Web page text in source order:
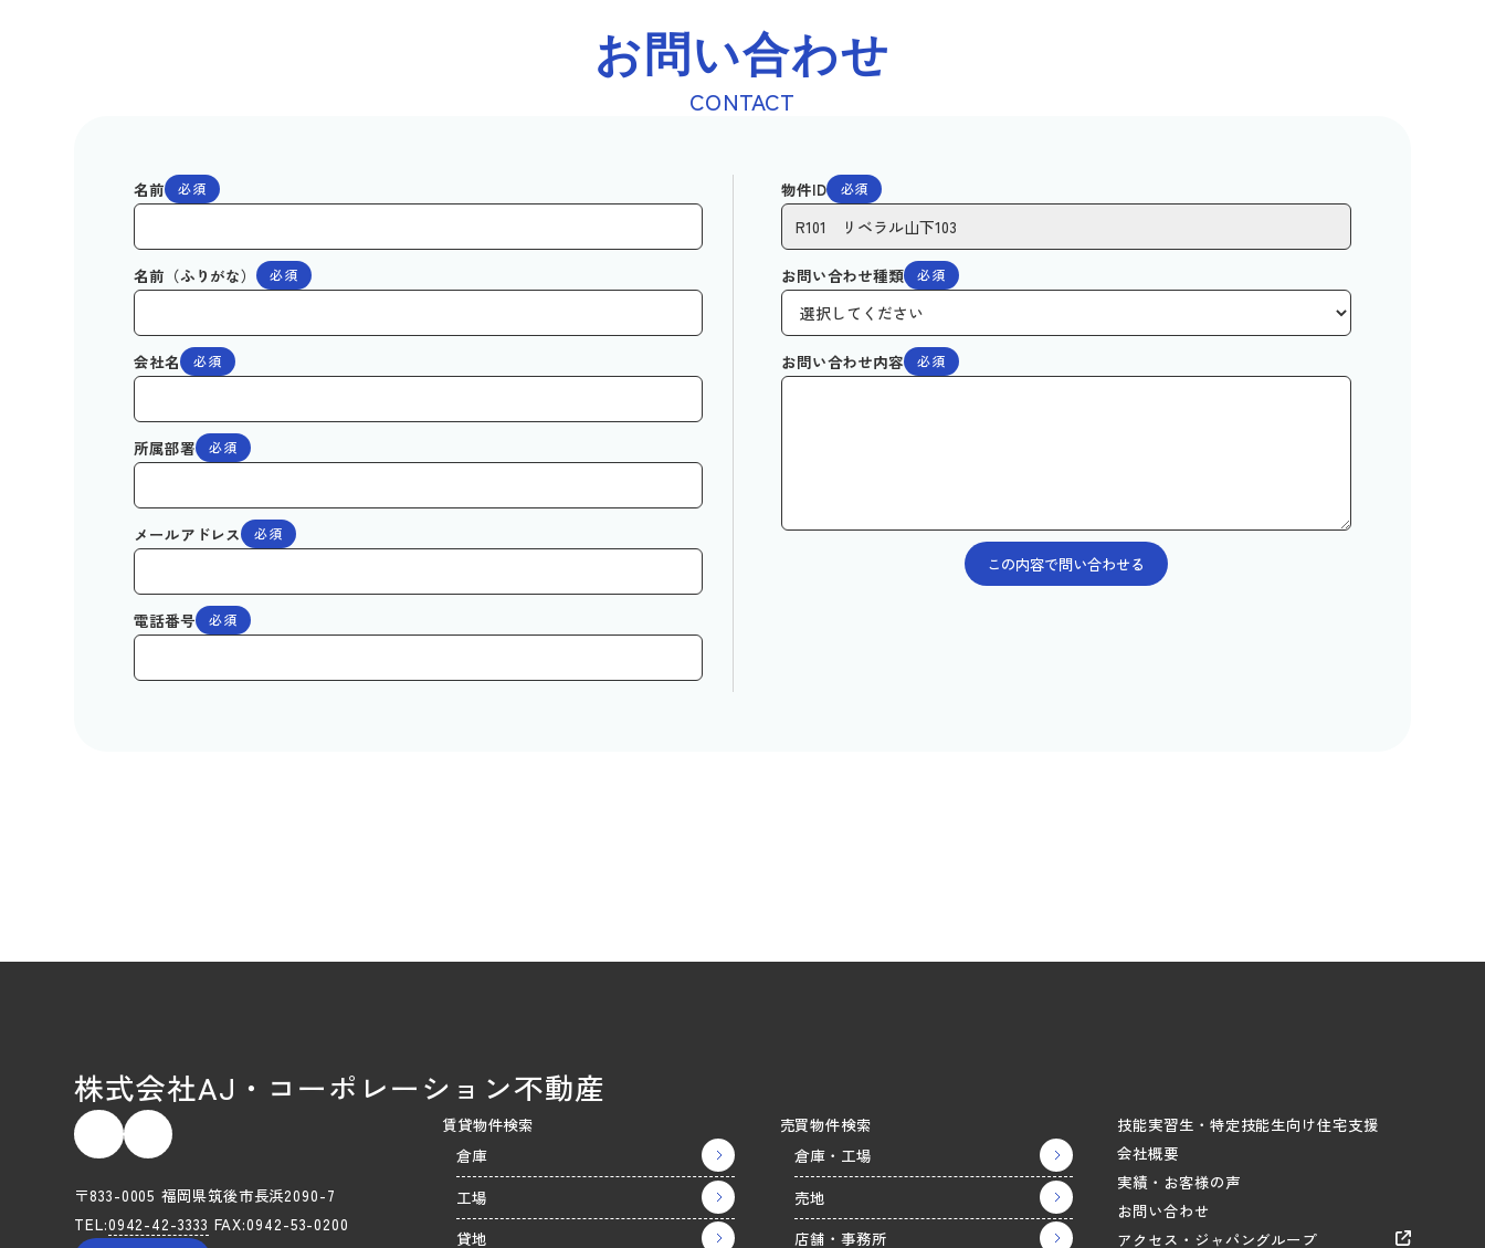
お問い合わせ
CONTACT
名前 必須
名前（ふりがな） 必須
会社名 必須
所属部署 必須
メールアドレス 必須
電話番号 必須
物件ID 必須
お問い合わせ種類 必須
お問い合わせ内容 必須
株式会社AJ・コーポレーション不動産
〒833-0005 福岡県筑後市長浜2090-7
TEL:0942-42-3333 FAX:0942-53-0200
賃貸物件検索
倉庫
工場
貸地
売買物件検索
倉庫・工場
売地
店舗・事務所
技能実習生・特定技能生向け住宅支援
会社概要
実績・お客様の声
お問い合わせ
アクセス・ジャパングループ